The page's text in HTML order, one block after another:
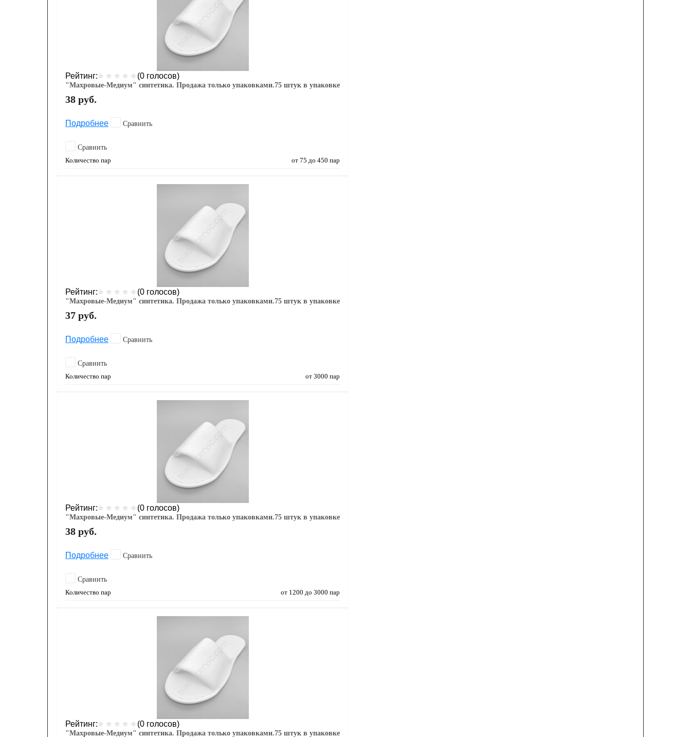
Рейтинг: (0 голосов)
"Махровые-Медиум" синтетика. Продажа только упаковками.75 штук в упаковке
38 руб.
Подробнее Сравнить
Сравнить
Количество пар
от 75 до 450 пар
Рейтинг: (0 голосов)
"Махровые-Медиум" синтетика. Продажа только упаковками.75 штук в упаковке
37 руб.
Подробнее Сравнить
Сравнить
Количество пар
от 3000 пар
Рейтинг: (0 голосов)
"Махровые-Медиум" синтетика. Продажа только упаковками.75 штук в упаковке
38 руб.
Подробнее Сравнить
Сравнить
Количество пар
от 1200 до 3000 пар
Рейтинг: (0 голосов)
"Махровые-Медиум" синтетика. Продажа только упаковками.75 штук в упаковке